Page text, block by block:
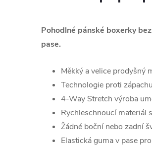
Pohodlné pánské boxerky
pase.
Měkký a velice prodyšný
Technologie proti
4-Way Stretch výroba
Rychleschnoucí materiál
Žádné boční nebo zadní
Elastická guma v pase